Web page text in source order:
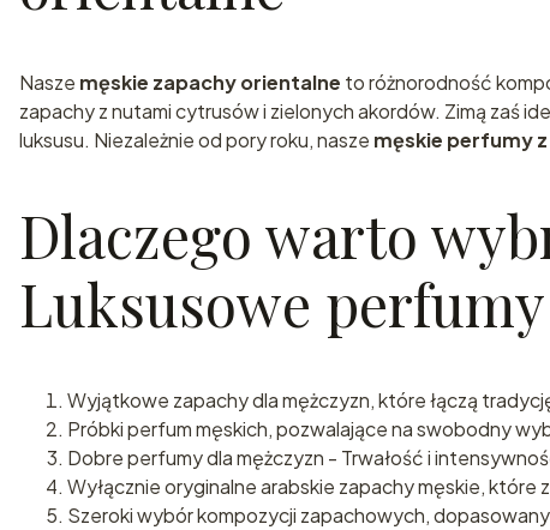
Nasze męskie zapachy orientalne to różnorodność
zapachy z nutami cytrusów i zielonych akordów. Zimą zaś
luksusu. Niezależnie od pory roku, nasze męskie perfumy z
Dlaczego warto
Luksusowe
Wyjątkowe zapachy dla mężczyzn, które łączą
Próbki perfum męskich, pozwalające na swobodny
Dobre perfumy dla mężczyzn - Trwałość i
Wyłącznie oryginalne arabskie zapachy męskie, które
Szeroki wybór kompozycji zapachowych,